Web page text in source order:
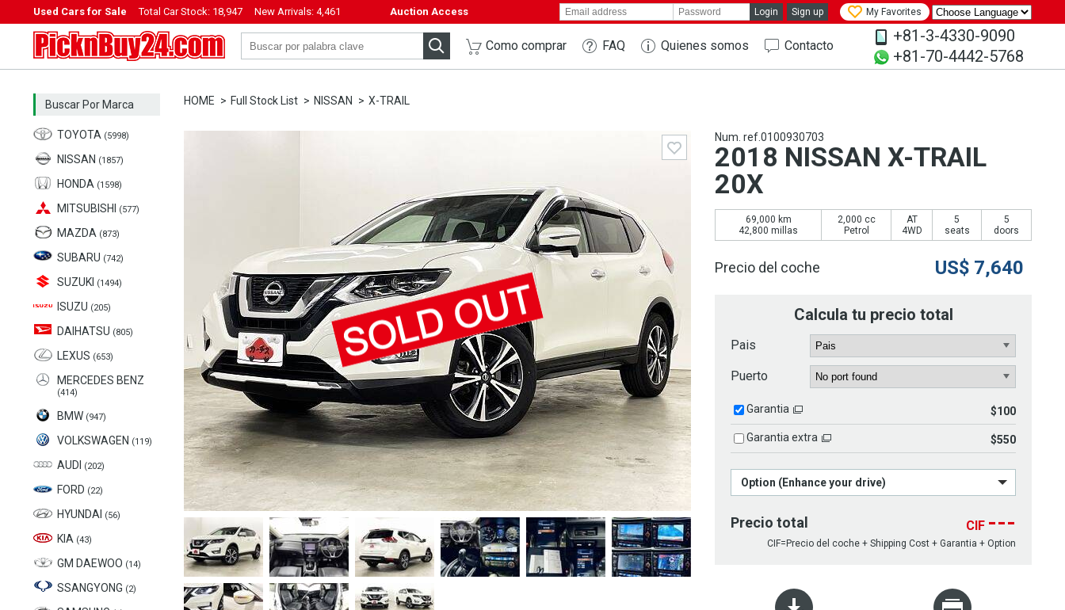
Used Cars for Sale Total Car Stock: 18,947 New Arrivals: 4,461 Auction Access Login Sign up My Favorites
PicknBuy24.com
Como comprar FAQ Quienes somos Contacto
+81-3-4330-9090
+81-70-4442-5768
Buscar Por Marca
TOYOTA (5998)
NISSAN (1857)
HONDA (1598)
MITSUBISHI (577)
MAZDA (873)
SUBARU (742)
SUZUKI (1494)
ISUZU (205)
DAIHATSU (805)
LEXUS (653)
MERCEDES BENZ
(414)
BMW (947)
VOLKSWAGEN (119)
AUDI (202)
FORD (22)
HYUNDAI (56)
KIA (43)
GM DAEWOO (14)
SSANGYONG (2)
HOME Full Stock List NISSAN X-TRAIL
Num. ref.0100930703
2018 NISSAN X-TRAIL
20X
69,000 km
42,800 millas
2,000 cc
Petrol
AT
4WD
5
seats
5
doors
Precio del coche US$ 7,640
Calcula tu precio total
Pais
Puerto
Garantia $100
Garantia extra $550
Option (Enhance your drive)
Precio total CIF ---
CIF=Precio del coche + Shipping Cost + Garantia + Option